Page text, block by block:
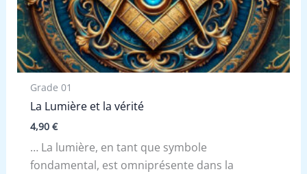
Grade 01
La Lumière et la vérité
4,90 €
… La lumière, en tant que symbole
fondamental, est omniprésente dans la